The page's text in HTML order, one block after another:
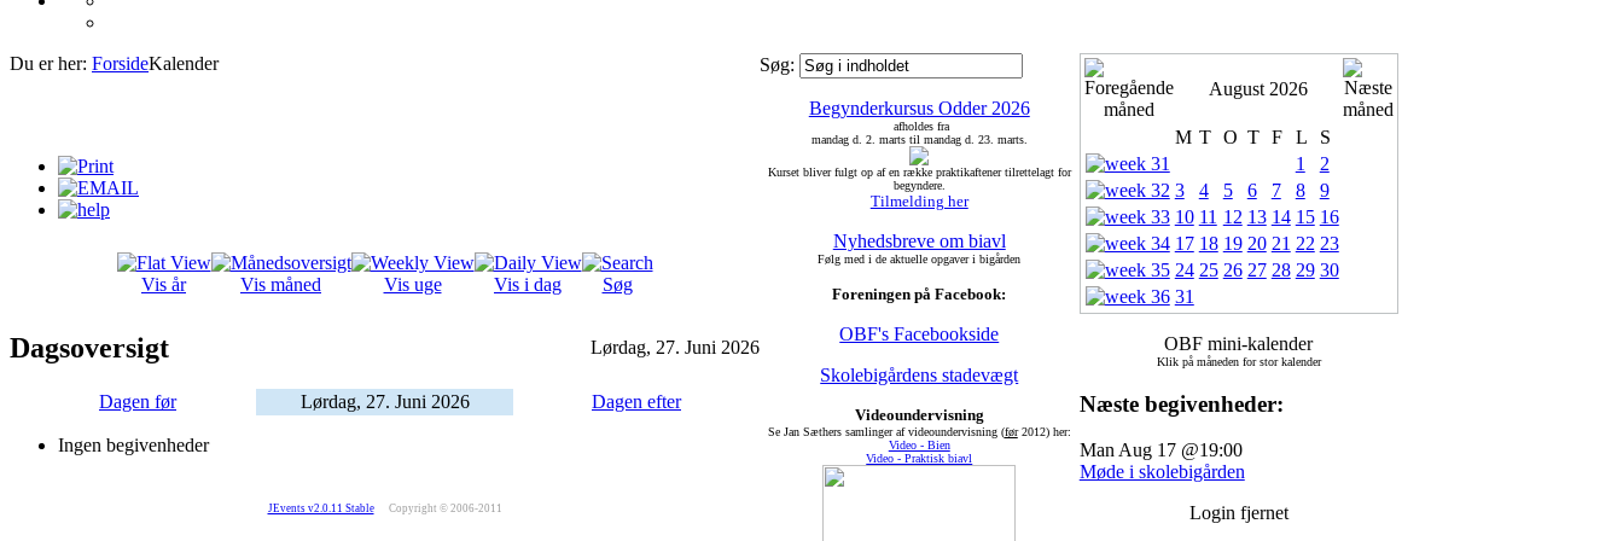
Du er her: ForsideKalender
Vis år Vis måned Vis uge Vis i dag Søg
Dagsoversigt Lørdag, 27. Juni 2026
Dagen før Lørdag, 27. Juni 2026 Dagen efter
Ingen begivenheder
JEvents v2.0.11 Stable Copyright © 2006-2011
Søg:
Begynderkursus Odder 2026
afholdes fra
mandag d. 2. marts til mandag d. 23. marts.
Kurset bliver fulgt op af en række praktikaftener tilrettelagt for
begyndere.
Tilmelding her
Nyhedsbreve om biavl
Følg med i de aktuelle opgaver i bigården
Foreningen på Facebook:
OBF's Facebookside
Skolebigårdens stadevægt
Videoundervisning
Se Jan Sæthers samlinger af videoundervisning (før2012) her:
Video - Bien
Video - Praktisk biavl
August 2026
M T O T F L
S
1
2
3
4 5 6 7 8
9
10 11 12 13 14 15 16
17 18 19 20 21 22 23
24 25 26 27 28 29 30
31
OBF mini-kalender
Klik på måneden for stor kalender
Næste begivenheder:
Man Aug 17 @19:00
Møde i skolebigården
Login fjernet